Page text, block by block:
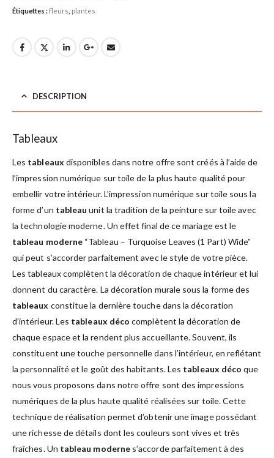
Étiquettes :fleurs plantes
DESCRIPTION
Tableaux
Les tableaux disponibles dans notre offre sont créés à l’aide de
l’impression numérique sur toile de la plus haute qualité pour
embellir votre intérieur. L’impression numérique sur toile sous la
forme d’un tableau unit la tradition de la peinture sur toile avec
la technologie moderne. Un effet final de ce mariage est le
tableau moderne “Tableau – Turquoise Leaves (1 Part) Wide”
qui peut s’accorder parfaitement avec le style de votre pièce.
Les tableaux complètent la décoration de chaque intérieur et lui
donnent du caractère. La décoration murale sous la forme des
tableaux constitue la dernière touche dans la décoration
d’intérieur. Les tableaux déco complètent la décoration de
chaque espace et la rendent plus accueillante. Souvent, ils
constituent une touche personnelle dans l’intérieur, en reflétant
la personnalité et le goût des habitants. Les tableaux déco que
nous vous proposons dans notre offre sont des impressions
numériques de la plus haute qualité réalisées sur toile. Cette
technique de réalisation permet d’obtenir une image possédant
une richesse de détails dont les couleurs sont vives et très
fraîches. Un tableau modernes’accorde parfaitement à des